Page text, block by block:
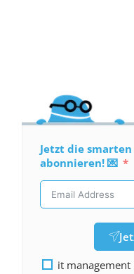
Jetzt die
abonnieren! 💌
it management